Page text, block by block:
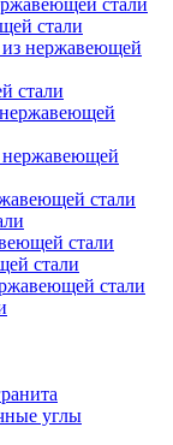
стали
стали
нержавеющей
стали
стали
стали
стали
стали
углы